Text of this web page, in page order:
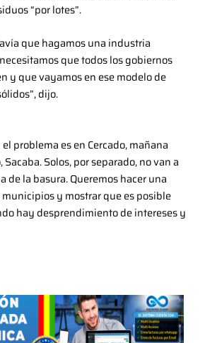
“por lotes”.
que hagamos una industria
que todos los gobiernos
y que vayamos en ese modelo de
dijo.
problema es en Cercado, mañana
Solos, por separado, no van a
de la basura. Queremos hacer una
y mostrar que es posible
hay desprendimiento de intereses y